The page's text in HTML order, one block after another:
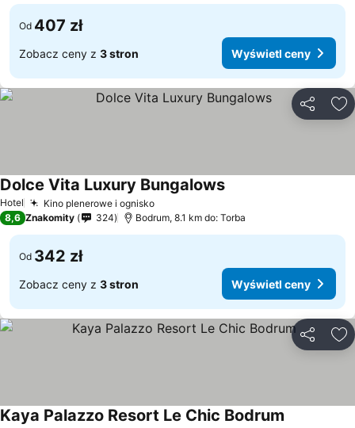
Od 407 zł
Zobacz ceny z 3 stron Wyświetl ceny
Hotel Kino plenerowe i ognisko
Dolce Vita Luxury Bungalows
8,6 Znakomity 324 Bodrum, 8.1 km do: Torba
Od 342 zł
Zobacz ceny z 3 stron Wyświetl ceny
Kaya Palazzo Resort Le Chic Bodrum